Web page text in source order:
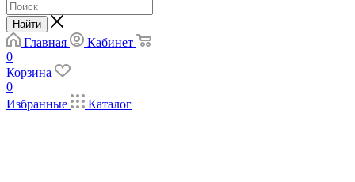
Найти
Главная
Кабинет
0
Корзина
0
Избранные
Каталог